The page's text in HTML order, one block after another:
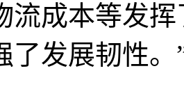
流成本等发
了发展韧性